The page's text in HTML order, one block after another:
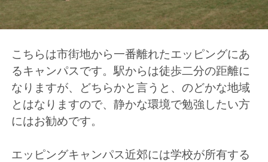
こちらは市街地から一番離れたエッピングにあ
るキャンパスです。駅からは徒歩二分の距離に
なりますが、どちらかと言うと、のどかな地域
とはなりますので、静かな環境で勉強したい方
にはお勧めです。
エッピングキャンパス近郊には学校が所有する